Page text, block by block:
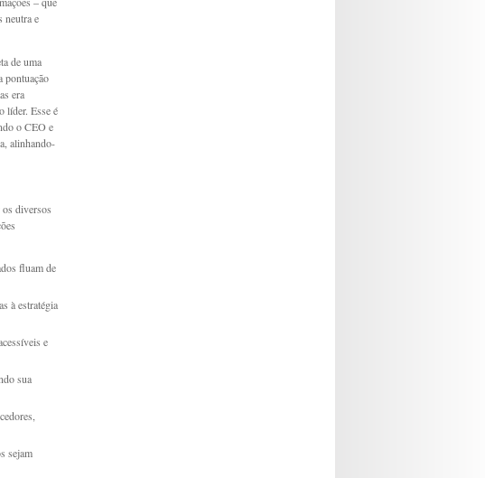
neutra e
de uma
pontuação
era
líder. Esse é
o CEO e
alinhando-
diversos
fluam de
à estratégia
e
sua
sejam